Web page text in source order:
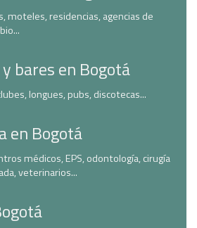
moteles, residencias, agencias de
bares en Bogotá
longues, pubs, discotecas...
en Bogotá
médicos, EPS, odontología, cirugía
veterinarios...